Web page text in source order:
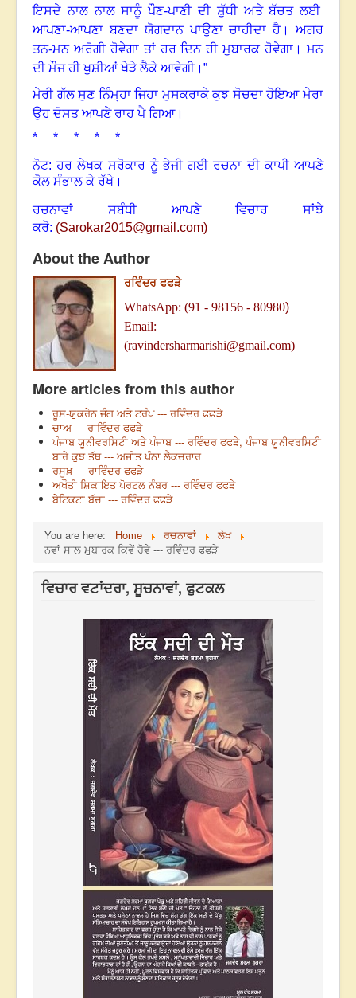
ਇਸਦੇ ਨਾਲ ਨਾਲ ਸਾਨੂੰ ਪੌਣ-ਪਾਣੀ ਦੀ ਸ਼ੁੱਧੀ ਅਤੇ ਬੱਚਤ ਲਈ
ਆਪਣਾ-ਆਪਣਾ ਬਣਦਾ ਯੋਗਦਾਨ ਪਾਉਣਾ ਚਾਹੀਦਾ ਹੈ ।ਅਗਰ
ਤਨ-ਮਨ ਅਰੋਗੀ ਹੋਵੇਗਾ ਤਾਂ ਹਰ ਦਿਨ ਹੀ ਮੁਬਾਰਕ ਹੋਵੇਗਾ ।ਮਨ
ਦੀ ਮੌਜ ਹੀ ਖੁਸ਼ੀਆਂ ਖੇੜੇ ਲੈਕੇ ਆਵੇਗੀ। ”
ਮੇਰੀ ਗੱਲ ਸੁਣ ਨਿੰਮ੍ਹਾ ਜਿਹਾ ਮੁਸਕਰਾਕੇ ਕੁਝ ਸੋਚਦਾ ਹੋਇਆ ਮੇਰਾ
ਉਹ ਦੋਸਤ ਆਪਣੇ ਰਾਹ ਪੈ ਗਿਆ।
* * * * *
ਨੋਟ: ਹਰ ਲੇਖਕ ਸਰੋਕਾਰ ਨੂੰ ਭੇਜੀ ਗਈ ਰਚਨਾ ਦੀ ਕਾਪੀ ਆਪਣੇ
ਕੋਲ ਸੰਭਾਲ ਕੇ ਰੱਖੇ।
ਰਚਨਾਵਾਂ ਸਬੰਧੀ ਆਪਣੇ ਵਿਚਾਰ ਸਾਂਝੇ
ਕਰੋ: (Sarokar2015@gmail.com)
About the Author
ਰਵਿੰਦਰ ਫਫੜੇ
WhatsApp: (91 - 98156 - 80980)
Email:
(ravindersharmarishi@gmail.com)
More articles from this author
ਰੂਸ-ਯੁਕਰੇਨ ਜੰਗ ਅਤੇ ਟਰੰਪ --- ਰਵਿੰਦਰ ਫਫ਼ੜੇ
ਚਾਅ --- ਰਾਵਿੰਦਰ ਫਫੜੇ
ਪੰਜਾਬ ਯੂਨੀਵਰਸਿਟੀ ਅਤੇ ਪੰਜਾਬ --- ਰਵਿੰਦਰ ਫਫੜੇ, ਪੰਜਾਬ ਯੂਨੀਵਰਸਿਟੀ
ਬਾਰੇ ਕੁਝ ਤੱਥ --- ਅਜੀਤ ਖੰਨਾ ਲੈਕਚਰਾਰ
ਰਸੂਖ਼ --- ਰਾਵਿੰਦਰ ਫਫੜੇ
ਅਖੌਤੀ ਸ਼ਿਕਾਇਤ ਪੋਰਟਲ ਨੰਬਰ --- ਰਵਿੰਦਰ ਫਫੜੇ
ਬੇਟਿਕਟਾ ਬੱਚਾ --- ਰਵਿੰਦਰ ਫਫੜੇ
You are here: Home ਰਚਨਾਵਾਂ
ਲੇਖ
ਨਵਾਂ ਸਾਲ ਮੁਬਾਰਕ ਕਿਵੇਂ ਹੋਵੇ --- ਰਵਿੰਦਰ ਫਫੜੇ
ਵਿਚਾਰ ਵਟਾਂਦਰਾ, ਸੂਚਨਾਵਾਂ, ਫੁਟਕਲ